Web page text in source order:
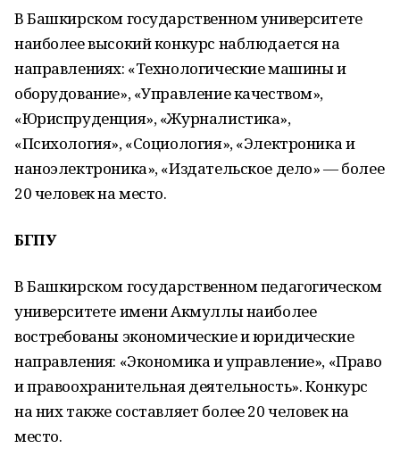
В Башкирском государственном университете
наиболее высокий конкурс наблюдается на
направлениях: «Технологические машины и
оборудование», «Управление качеством»,
«Юриспруденция», «Журналистика»,
«Психология», «Социология», «Электроника и
наноэлектроника», «Издательское дело» — более
20 человек на место.
БГПУ
В Башкирском государственном педагогическом
университете имени Акмуллы наиболее
востребованы экономические и юридические
направления: «Экономика и управление», «Право
и правоохранительная деятельность». Конкурс
на них также составляет более 20 человек на
место.